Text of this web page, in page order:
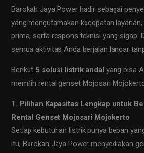
Barokah Jaya Power hadir sebagai
yang mengutamakan kecepatan
prima, serta respons teknisi yang sigap.
semua aktivitas Anda berjalan lancar
Berikut 5 solusi listrik andal yang bisa
memilih rental genset Mojosari
1. Pilihan Kapasitas Lengkap untuk
Rental Genset Mojosari Mojokerto
Setiap kebutuhan listrik punya beban
itu, Barokah Jaya Power menyediakan